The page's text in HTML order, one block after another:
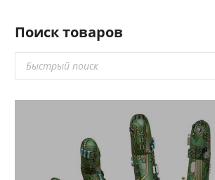
Поиск товаров
товаров